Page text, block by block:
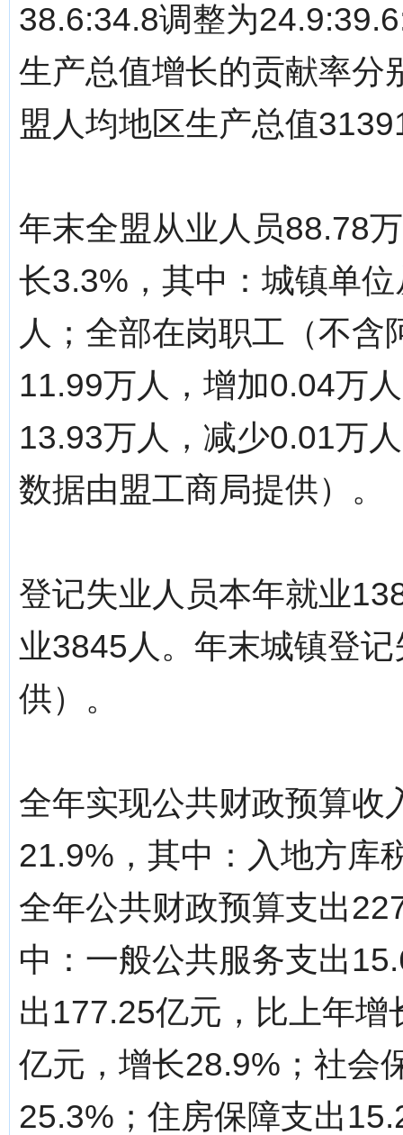
38.6:34.8调整为
生产总值增长的贡献率分
盟人均地区生产总值
年末全盟从业人员88.78
长3.3%，其中：城镇单
人；全部在岗职工（不
11.99万人，增加0.04万
13.93万人，减少0.01万
数据由盟工商局提供）。
登记失业人员本年就业
业3845人。年末城镇登
供）。
全年实现公共财政预算收
21.9%，其中：入地方库
全年公共财政预算支出
中：一般公共服务支出
出177.25亿元，比上年
亿元，增长28.9%；社会
25.3%；住房保障支出